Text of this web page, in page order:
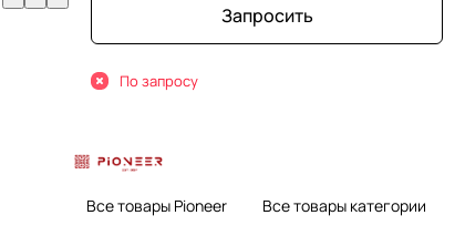
Запросить
По запросу
Все товары Pioneer Все товары категории